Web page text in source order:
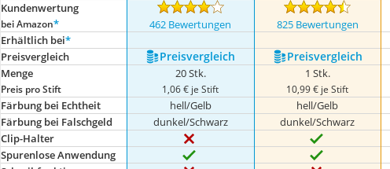
Kundenwertung
bei Amazon* 462 Bewertungen 825 Bewertungen
Erhältlich bei*
Preis­vergleich
Preis­vergleich Preis­vergleich
Menge
Preis pro Stift
20 Stk.
1,06 € je Stift
1 Stk.
10,99 € je Stift
Färbung bei Echtheit hell/Gelb hell/Gelb
Färbung bei Falschgeld
dunkel/Schwarz dunkel/Schwarz
Clip-Halter
Spurenlose Anwendung